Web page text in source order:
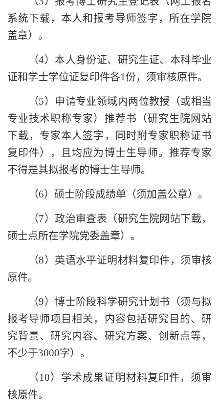
系统下载，本人和报考导师签字，所在学院
盖章）。
（4）本人身份证、研究生证、本科毕业
证和学士学位证复印件各1份，须审核原件。
（5）申请专业领域内两位教授（或相当
专业技术职称专家）推荐书（研究生院网站
下载，专家本人签字，同时附专家职称证书
复印件），且均应为博士生导师。推荐专家
不得是其拟报考的博士生导师。
（6）硕士阶段成绩单（须加盖公章）。
（7）政治审查表（研究生院网站下载，
硕士点所在学院党委盖章）。
（8）英语水平证明材料复印件，须审核
原件。
（9）博士阶段科学研究计划书（须与拟
报考导师项目相关，内容包括研究目的、研
究背景、研究内容、研究方案、创新点等，
不少于3000字）。
（ 10）学术成果证明材料复印件，须审
核原件。